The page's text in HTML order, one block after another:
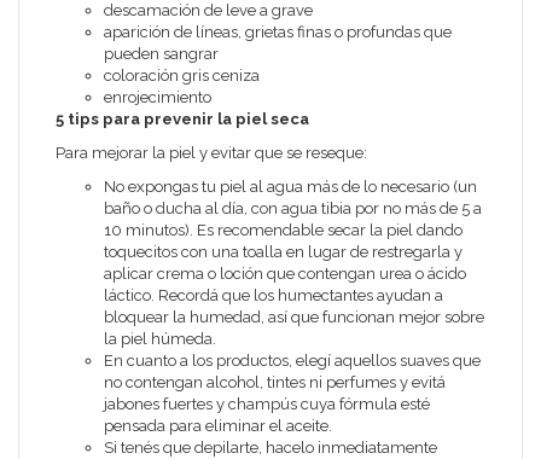
descamación de leve a grave
aparición de líneas, grietas finas o profundas que
pueden sangrar
coloración gris ceniza
enrojecimiento
5 tips para prevenir la piel seca
Para mejorar la piel y evitar que se reseque:
No expongas tu piel al agua más de lo necesario (un
baño o ducha al día, con agua tibia por no más de 5 a
10 minutos). Es recomendable secar la piel dando
toquecitos con una toalla en lugar de restregarla y
aplicar crema o loción que contengan urea o ácido
láctico. Recordá que los humectantes ayudan a
bloquear la humedad, así que funcionan mejor sobre
la piel húmeda.
En cuanto a los productos, elegí aquellos suaves que
no contengan alcohol, tintes ni perfumes y evitá
jabones fuertes y champús cuya fórmula esté
pensada para eliminar el aceite.
Si tenés que depilarte, hacelo inmediatamente